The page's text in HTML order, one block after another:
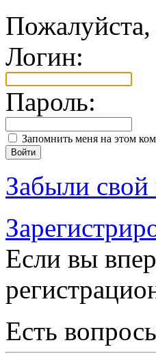
Пожалуйста,
Логин:
Пароль:
Запомнить меня на этом
Забыли свой
Если вы
Есть